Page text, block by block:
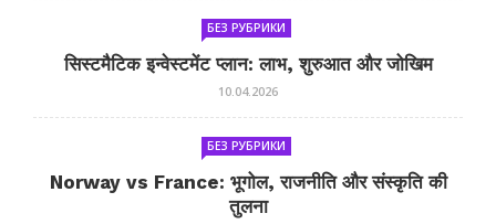
БЕЗ РУБРИКИ
सिस्टमैटिक इन्वेस्टमेंट प्लान: लाभ, शुरुआत और जोखिम
10.04.2026
БЕЗ РУБРИКИ
Norway vs France: भूगोल, राजनीति और संस्कृति की
तुलना